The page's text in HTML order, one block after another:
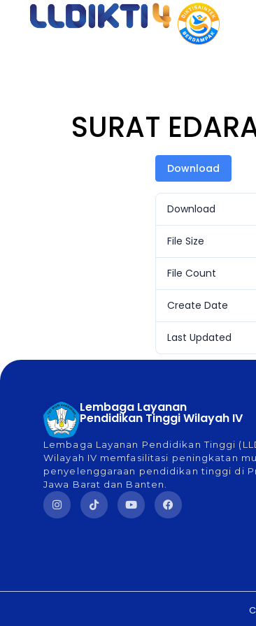
SURAT
Download
Download
File Size
File Count
Create Date
Last Updated
Lembaga Layanan
Pendidikan Tinggi Wilayah IV
Lembaga Layanan Pendidikan Tinggi
Wilayah IV memfasilitasi peningkatan
penyelenggaraan pendidikan tinggi di
Jawa Barat dan Banten.